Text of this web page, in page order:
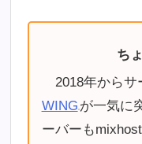
ち
2018年からサ
WINGが一気に
ーバーも